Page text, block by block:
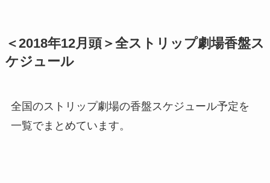
＜2018年12月頭＞全ストリップ劇場香盤ス
ケジュール
全国のストリップ劇場の香盤スケジュール予定を
一覧でまとめています。